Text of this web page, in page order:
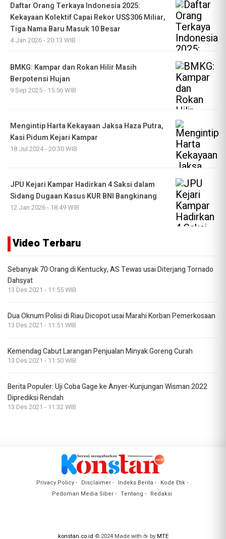
Daftar Orang Terkaya Indonesia 2025:
Kekayaan Kolektif Capai Rekor US$306 Miliar,
Tiga Nama Baru Masuk 10 Besar
4 Jan 2026 - 20:13 WIB
BMKG: Kampar dan Rokan Hilir Masih
Berpotensi Hujan
9 Sep 2025 - 15:56 WIB
Mengintip Harta Kekayaan Jaksa Haza Putra,
Kasi Pidum Kejari Kampar
18 Jul 2024 - 20:30 WIB
JPU Kejari Kampar Hadirkan 4 Saksi dalam
Sidang Dugaan Kasus KUR BNI Bangkinang
12 Jan 2026 - 18:49 WIB
Video Terbaru
Sebanyak 70 Orang di Kentucky, AS Tewas usai Diterjang Tornado
Dahsyat
13 Des 2021 - 11:55 WIB
Dua Oknum Polisi di Riau Dicopot usai Marahi Korban Pemerkosaan
13 Des 2021 - 11:51 WIB
Kemendag Cabut Larangan Penjualan Minyak Goreng Curah
13 Des 2021 - 11:50 WIB
Berita Populer: Uji Coba Gage ke Anyer-Kunjungan Wisman 2022
Diprediksi Rendah
13 Des 2021 - 11:32 WIB
Privacy Policy Disclaimer Indeks Berita
Kode Etik
Pedoman Media Siber
Tentang Redaksi
konstan.co.id © 2024 Made with ☕ byMTE